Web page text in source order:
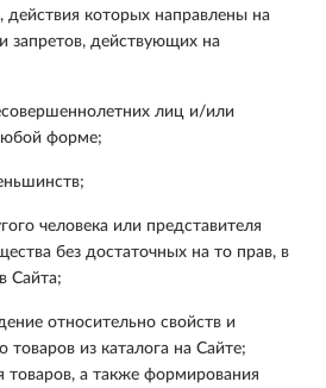
действия которых направлены на
запретов, действующих на
лиц и/или
форме;
человека или представителя
без достаточных на то прав, в
Сайта;
относительно свойств и
товаров из каталога на Сайте;
товаров, а также формирования